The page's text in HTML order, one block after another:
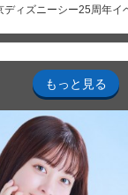
ディズニーシー25周年イ
もっと見る